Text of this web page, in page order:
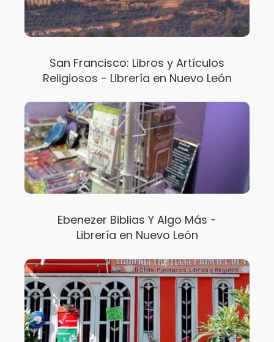
San Francisco: Libros y Artículos
Religiosos - Librería en Nuevo León
Ebenezer Biblias Y Algo Más -
Librería en Nuevo León